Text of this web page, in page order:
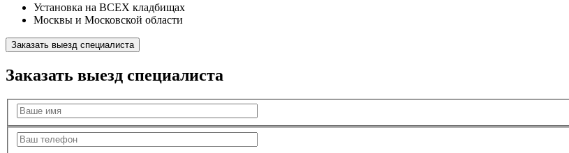
Установка на ВСЕХ кладбищах
Москвы и Московской области
Заказать выезд специалиста
Заказать выезд специалиста